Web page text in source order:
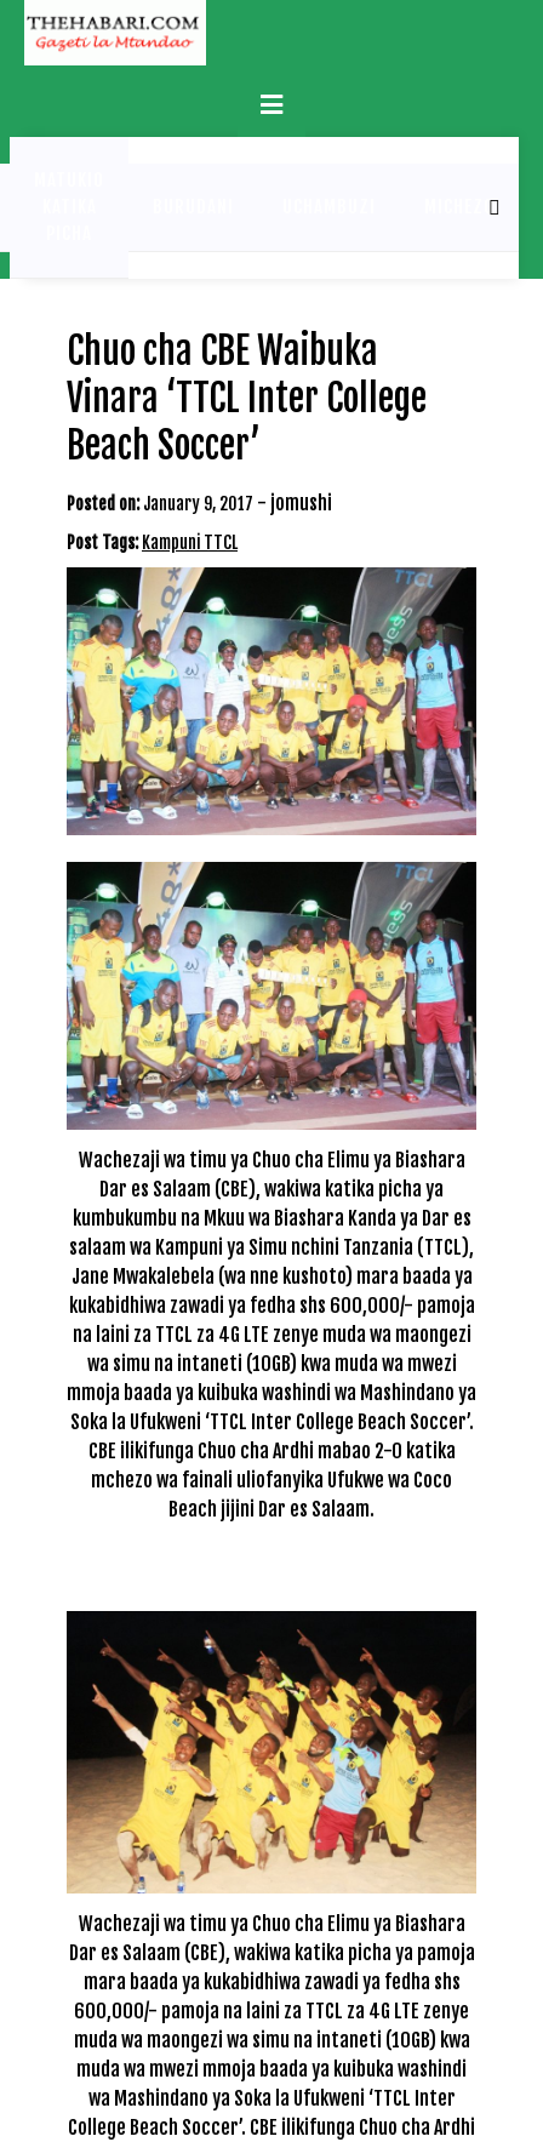
Skip
content
Primary
Menu
MICHEZO
Chuo cha CBE Waibuka
Vinara ‘TTCL Inter College
Beach Soccer’
Posted on: January 9, 2017 - jomushi
Post Tags: Kampuni TTCL
Wachezaji wa timu ya Chuo cha Elimu ya Biashara
Dar es Salaam (CBE), wakiwa katika picha ya
kumbukumbu na Mkuu wa Biashara Kanda ya Dar es
salaam wa Kampuni ya Simu nchini Tanzania (TTCL),
Jane Mwakalebela (wa nne kushoto) mara baada ya
kukabidhiwa zawadi ya fedha shs 600,000/- pamoja
na laini za TTCL za 4G LTE zenye muda wa maongezi
wa simu na intaneti (10GB) kwa muda wa mwezi
mmoja baada ya kuibuka washindi wa Mashindano ya
Soka la Ufukweni ‘TTCL Inter College Beach Soccer’.
CBE ilikifunga Chuo cha Ardhi mabao 2-0 katika
mchezo wa fainali uliofanyika Ufukwe wa Coco
Beach jijini Dar es Salaam.
Wachezaji wa timu ya Chuo cha Elimu ya Biashara
Dar es Salaam (CBE), wakiwa katika picha ya pamoja
mara baada ya kukabidhiwa zawadi ya fedha shs
600,000/- pamoja na laini za TTCL za 4G LTE zenye
muda wa maongezi wa simu na intaneti (10GB) kwa
muda wa mwezi mmoja baada ya kuibuka washindi
wa Mashindano ya Soka la Ufukweni ‘TTCL Inter
College Beach Soccer’. CBE ilikifunga Chuo cha Ardhi